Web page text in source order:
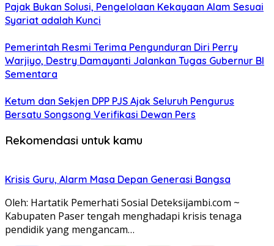
Pajak Bukan Solusi, Pengelolaan Kekayaan Alam Sesuai
Syariat adalah Kunci
Pemerintah Resmi Terima Pengunduran Diri Perry
Warjiyo, Destry Damayanti Jalankan Tugas Gubernur BI
Sementara
Ketum dan Sekjen DPP PJS Ajak Seluruh Pengurus
Bersatu Songsong Verifikasi Dewan Pers
Rekomendasi untuk kamu
Krisis Guru, Alarm Masa Depan Generasi Bangsa
Oleh: Hartatik Pemerhati Sosial Deteksijambi.com ~
Kabupaten Paser tengah menghadapi krisis tenaga
pendidik yang mengancam…